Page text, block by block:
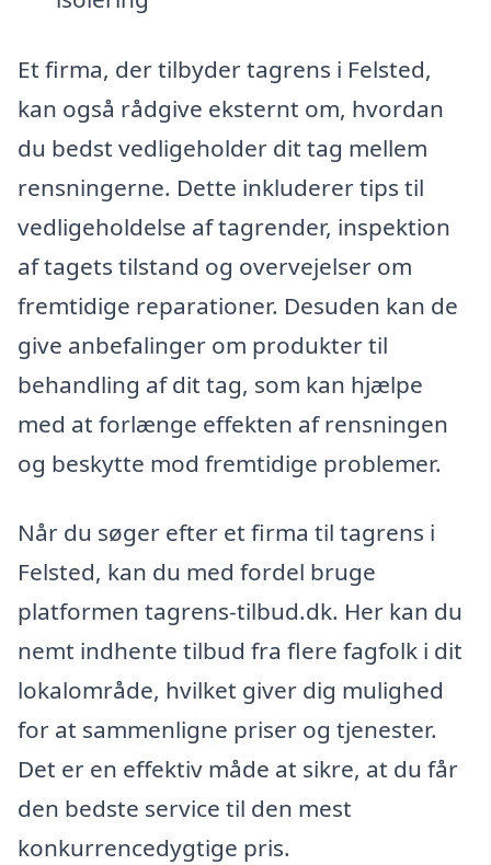
Et firma, der tilbyder tagrens i Felsted,
kan også rådgive eksternt om, hvordan
du bedst vedligeholder dit tag mellem
rensningerne. Dette inkluderer tips til
vedligeholdelse af tagrender, inspektion
af tagets tilstand og overvejelser om
fremtidige reparationer. Desuden kan de
give anbefalinger om produkter til
behandling af dit tag, som kan hjælpe
med at forlænge effekten af rensningen
og beskytte mod fremtidige problemer.
Når du søger efter et firma til tagrens i
Felsted, kan du med fordel bruge
platformen tagrens-tilbud.dk. Her kan du
nemt indhente tilbud fra flere fagfolk i dit
lokalområde, hvilket giver dig mulighed
for at sammenligne priser og tjenester.
Det er en effektiv måde at sikre, at du får
den bedste service til den mest
konkurrencedygtige pris.